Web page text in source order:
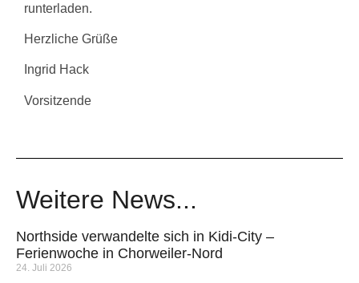
runterladen.
Herzliche Grüße
Ingrid Hack
Vorsitzende
Weitere News...
Northside verwandelte sich in Kidi-City –
Ferienwoche in Chorweiler-Nord
24. Juli 2026